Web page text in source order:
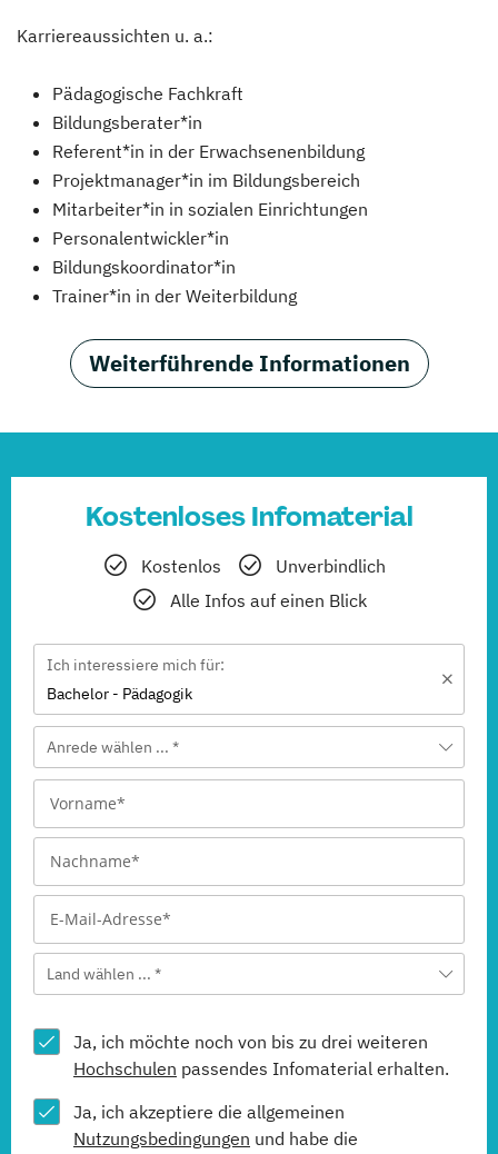
Karriereaussichten u. a.:
Pädagogische Fachkraft
Bildungsberater*in
Referent*in in der Erwachsenenbildung
Projektmanager*in im Bildungsbereich
Mitarbeiter*in in sozialen Einrichtungen
Personalentwickler*in
Bildungskoordinator*in
Trainer*in in der Weiterbildung
Weiterführende Informationen
Kostenloses Infomaterial
Kostenlos
Unverbindlich
Alle Infos auf einen Blick
Ich interessiere mich für:
Bachelor - Pädagogik
Anrede wählen ... *
Land wählen ... *
Ja, ich möchte noch von bis zu drei weiteren
Hochschulen passendes Infomaterial erhalten.
Ja, ich akzeptiere die allgemeinen
Nutzungsbedingungen und habe die